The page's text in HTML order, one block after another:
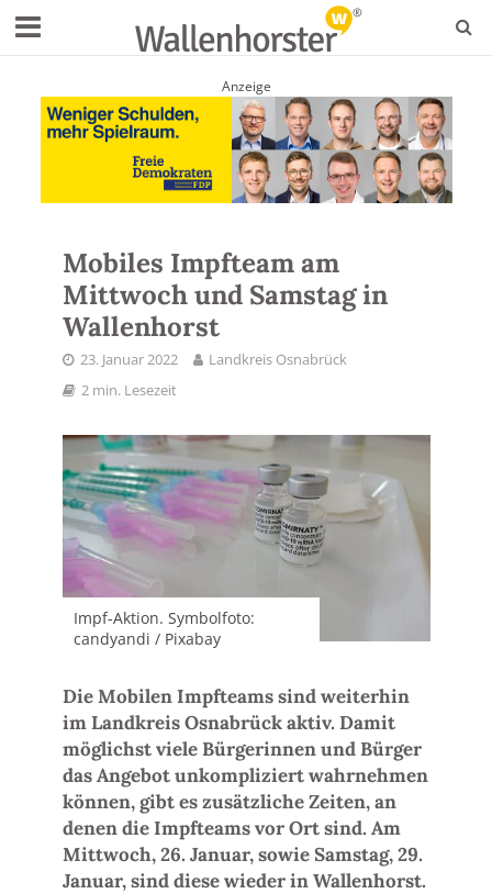
Anzeige
Mobiles Impfteam am
Mittwoch und Samstag in
Wallenhorst
23. Januar 2022
Landkreis Osnabrück
2 min. Lesezeit
Impf-Aktion. Symbolfoto:
candyandi / Pixabay
Die Mobilen Impfteams sind weiterhin
im Landkreis Osnabrück aktiv. Damit
möglichst viele Bürgerinnen und Bürger
das Angebot unkompliziert wahrnehmen
können, gibt es zusätzliche Zeiten, an
denen die Impfteams vor Ort sind. Am
Mittwoch, 26. Januar, sowie Samstag, 29.
Januar, sind diese wieder in Wallenhorst.